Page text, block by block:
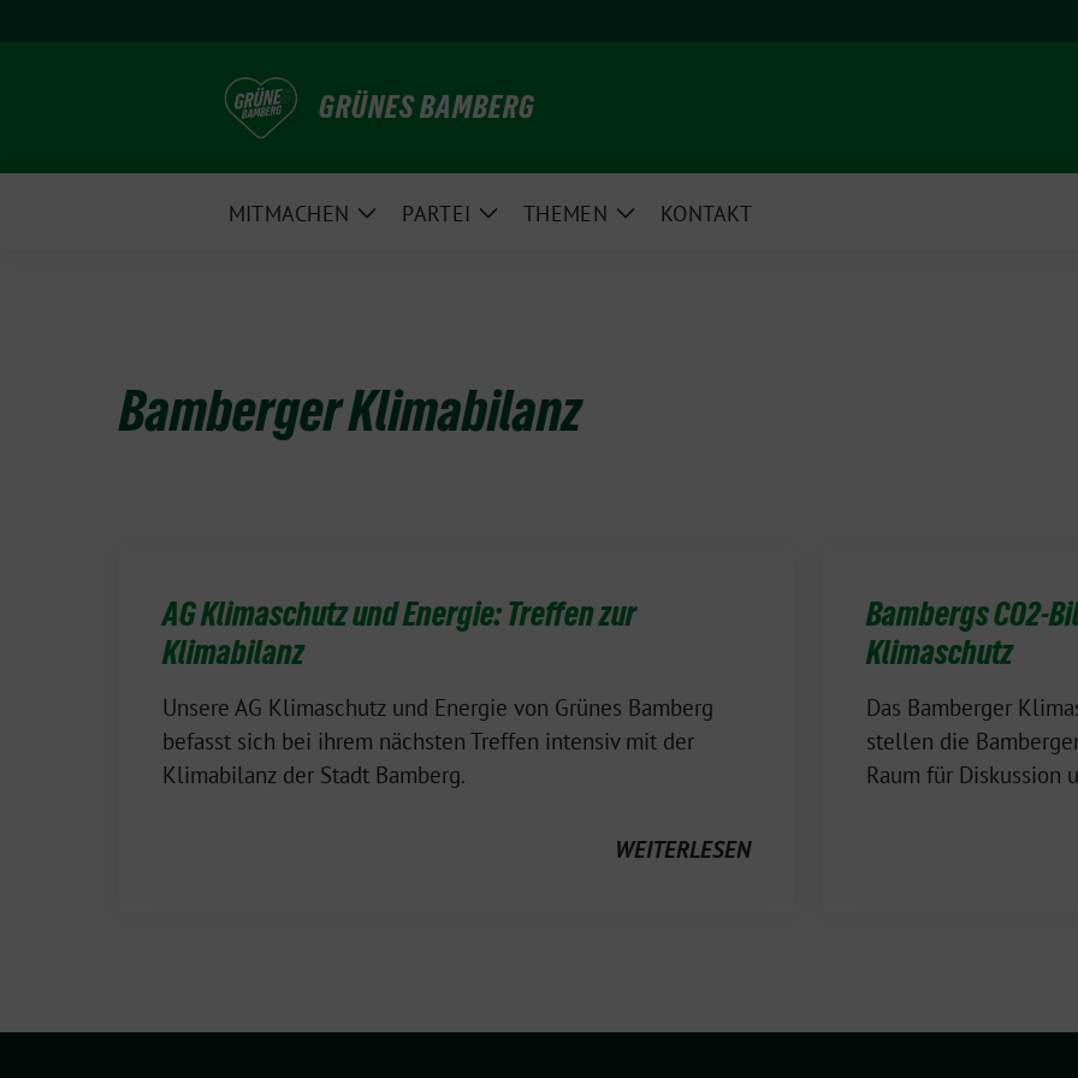
GRÜNES BAMBERG
MITMACHEN
ZeigePARTEI
ZeigeTHEMEN
ZeigeKONTAKT
Bamberger Klimabilanz
AG Klimaschutz und Energie: Treffen zur
Klimabilanz
Unsere AG Klimaschutz und Energie von Grünes Bamberg
befasst sich bei ihrem nächsten Treffen intensiv mit der
Klimabilanz der Stadt Bamberg.
WEITERLESEN
Bambergs CO2-
Klimaschutz
Das Bamberger
stellen die
Raum für Diskussion